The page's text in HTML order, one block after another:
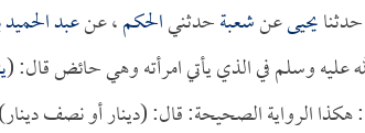
حدثنايحيىعنشعبةحدثنيالحكم، عنعبد
عليه وسلم في الذي يأتي امرأته وهي حائض قال: (
: هكذا الرواية الصحيحة: قال: (دينار أو نصف دينار)